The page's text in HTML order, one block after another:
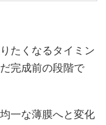
たくなるタイミン
完成前の段階で
一な薄膜へと変化